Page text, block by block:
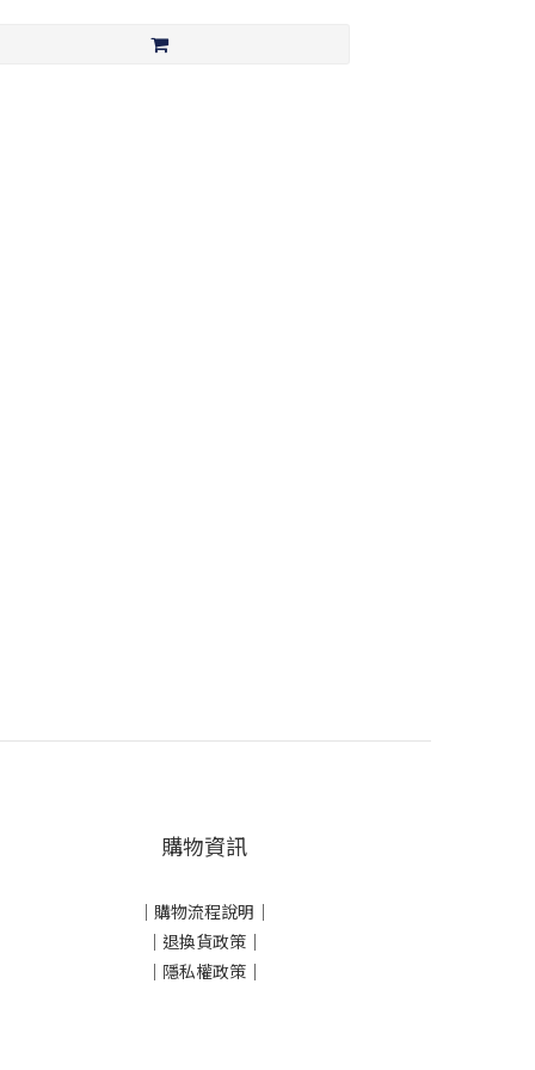
購物資訊
｜ 購物流程說明 ｜
｜ 退換貨政策 ｜
｜ 隱私權政策 ｜